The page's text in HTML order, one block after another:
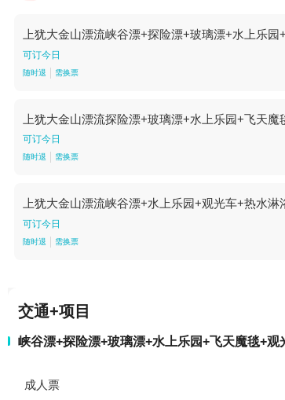
上犹大金山漂流峡谷漂+探险漂+玻璃漂+水上乐
可订今日
随时退 需换票
上犹大金山漂流探险漂+玻璃漂+水上乐园+飞天
可订今日
随时退 需换票
上犹大金山漂流峡谷漂+水上乐园+观光车+热水
可订今日
随时退 需换票
交通+项目
峡谷漂+探险漂+玻璃漂+水上乐园+飞天魔毯+观
成人票